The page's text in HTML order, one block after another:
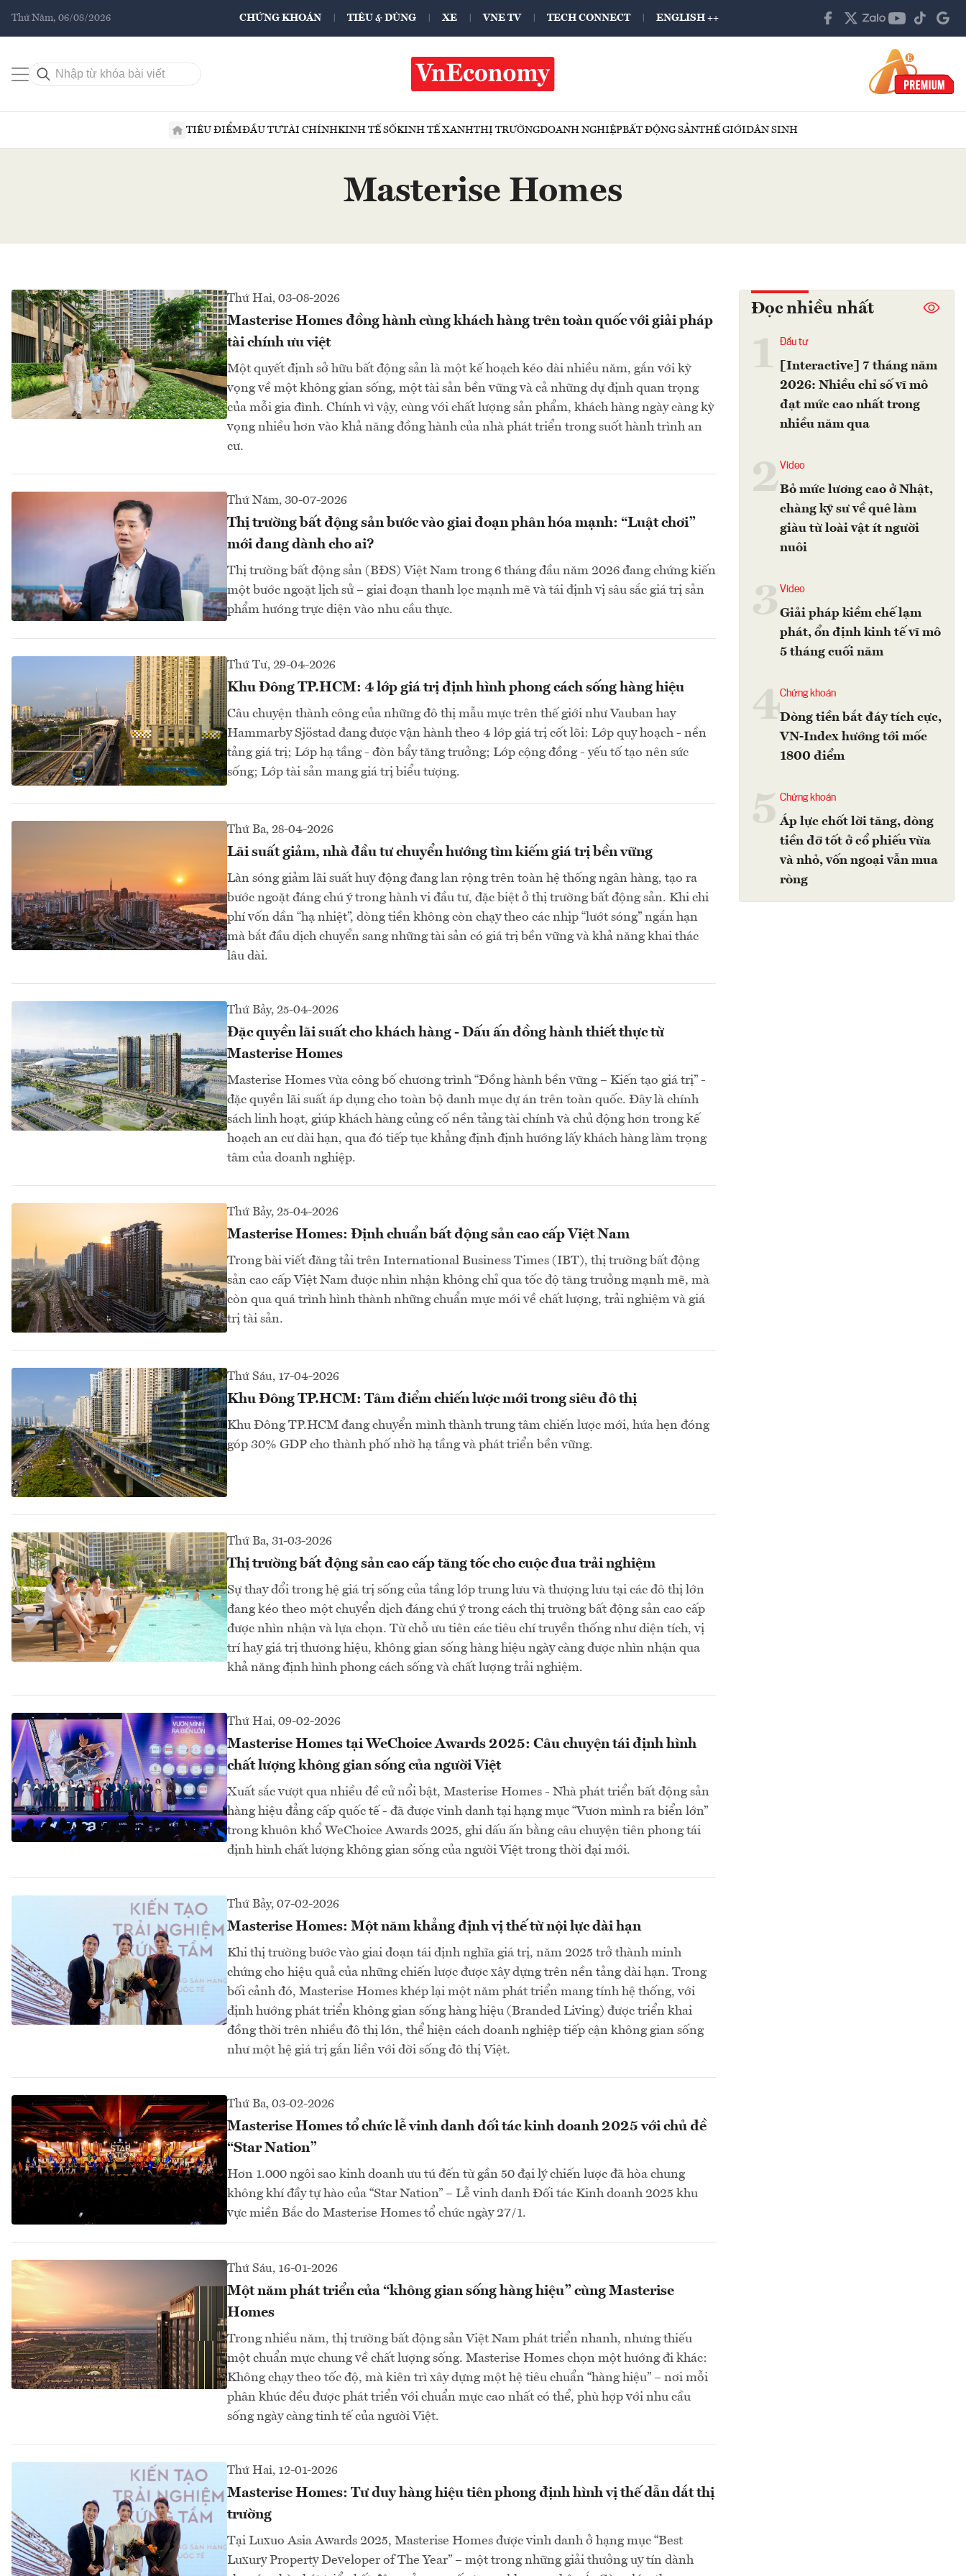
Thứ Năm, 06/08/2026 CHỨNG KHOÁN TIÊU & DÙNG XE VNE TV TECH CONNECT ENGLISH ++
TIÊU ĐIỂMĐẦU TƯTÀI CHÍNHKINH TẾ SỐKINH TẾ XANHTHỊ TRƯỜNGDOANH NGHIỆPBẤT ĐỘNG SẢNTHẾ GIỚIDÂN SINH
Masterise Homes
Thứ Hai, 03-08-2026
Masterise Homes đồng hành cùng khách hàng trên toàn quốc với giải pháp
tài chính ưu việt
Một quyết định sở hữu bất động sản là một kế hoạch kéo dài nhiều năm, gắn với kỳ
vọng về một không gian sống, một tài sản bền vững và cả những dự định quan trọng
của mỗi gia đình. Chính vì vậy, cùng với chất lượng sản phẩm, khách hàng ngày càng kỳ
vọng nhiều hơn vào khả năng đồng hành của nhà phát triển trong suốt hành trình an
cư.
Thứ Năm, 30-07-2026
Thị trường bất động sản bước vào giai đoạn phân hóa mạnh: “Luật chơi”
mới đang dành cho ai?
Thị trường bất động sản (BĐS) Việt Nam trong 6 tháng đầu năm 2026 đang chứng kiến
một bước ngoặt lịch sử – giai đoạn thanh lọc mạnh mẽ và tái định vị sâu sắc giá trị sản
phẩm hướng trực diện vào nhu cầu thực.
Thứ Tư, 29-04-2026
Khu Đông TP.HCM: 4 lớp giá trị định hình phong cách sống hàng hiệu
Câu chuyện thành công của những đô thị mẫu mực trên thế giới như Vauban hay
Hammarby Sjöstad đang được vận hành theo 4 lớp giá trị cốt lõi: Lớp quy hoạch - nền
tảng giá trị; Lớp hạ tầng - đòn bẩy tăng trưởng; Lớp cộng đồng - yếu tố tạo nên sức
sống; Lớp tài sản mang giá trị biểu tượng.
Thứ Ba, 28-04-2026
Lãi suất giảm, nhà đầu tư chuyển hướng tìm kiếm giá trị bền vững
Làn sóng giảm lãi suất huy động đang lan rộng trên toàn hệ thống ngân hàng, tạo ra
bước ngoặt đáng chú ý trong hành vi đầu tư, đặc biệt ở thị trường bất động sản. Khi chi
phí vốn dần “hạ nhiệt”, dòng tiền không còn chạy theo các nhịp “lướt sóng” ngắn hạn
mà bắt đầu dịch chuyển sang những tài sản có giá trị bền vững và khả năng khai thác
lâu dài.
Thứ Bảy, 25-04-2026
Đặc quyền lãi suất cho khách hàng - Dấu ấn đồng hành thiết thực từ
Masterise Homes
Masterise Homes vừa công bố chương trình “Đồng hành bền vững – Kiến tạo giá trị” -
đặc quyền lãi suất áp dụng cho toàn bộ danh mục dự án trên toàn quốc. Đây là chính
sách linh hoạt, giúp khách hàng củng cố nền tảng tài chính và chủ động hơn trong kế
hoạch an cư dài hạn, qua đó tiếp tục khẳng định định hướng lấy khách hàng làm trọng
tâm của doanh nghiệp.
Thứ Bảy, 25-04-2026
Masterise Homes: Định chuẩn bất động sản cao cấp Việt Nam
Trong bài viết đăng tải trên International Business Times (IBT), thị trường bất động
sản cao cấp Việt Nam được nhìn nhận không chỉ qua tốc độ tăng trưởng mạnh mẽ, mà
còn qua quá trình hình thành những chuẩn mực mới về chất lượng, trải nghiệm và giá
trị tài sản.
Thứ Sáu, 17-04-2026
Khu Đông TP.HCM: Tâm điểm chiến lược mới trong siêu đô thị
Khu Đông TP.HCM đang chuyển mình thành trung tâm chiến lược mới, hứa hẹn đóng
góp 30% GDP cho thành phố nhờ hạ tầng và phát triển bền vững.
Thứ Ba, 31-03-2026
Thị trường bất động sản cao cấp tăng tốc cho cuộc đua trải nghiệm
Sự thay đổi trong hệ giá trị sống của tầng lớp trung lưu và thượng lưu tại các đô thị lớn
đang kéo theo một chuyển dịch đáng chú ý trong cách thị trường bất động sản cao cấp
được nhìn nhận và lựa chọn. Từ chỗ ưu tiên các tiêu chí truyền thống như diện tích, vị
trí hay giá trị thương hiệu, không gian sống hàng hiệu ngày càng được nhìn nhận qua
khả năng định hình phong cách sống và chất lượng trải nghiệm.
Thứ Hai, 09-02-2026
Masterise Homes tại WeChoice Awards 2025: Câu chuyện tái định hình
chất lượng không gian sống của người Việt
Xuất sắc vượt qua nhiều đề cử nổi bật, Masterise Homes - Nhà phát triển bất động sản
hàng hiệu đẳng cấp quốc tế - đã được vinh danh tại hạng mục “Vươn mình ra biển lớn”
trong khuôn khổ WeChoice Awards 2025, ghi dấu ấn bằng câu chuyện tiên phong tái
định hình chất lượng không gian sống của người Việt trong thời đại mới.
Thứ Bảy, 07-02-2026
Masterise Homes: Một năm khẳng định vị thế từ nội lực dài hạn
Khi thị trường bước vào giai đoạn tái định nghĩa giá trị, năm 2025 trở thành minh
chứng cho hiệu quả của những chiến lược được xây dựng trên nền tảng dài hạn. Trong
bối cảnh đó, Masterise Homes khép lại một năm phát triển mang tính hệ thống, với
định hướng phát triển không gian sống hàng hiệu (Branded Living) được triển khai
đồng thời trên nhiều đô thị lớn, thể hiện cách doanh nghiệp tiếp cận không gian sống
như một hệ giá trị gắn liền với đời sống đô thị Việt.
Thứ Ba, 03-02-2026
Masterise Homes tổ chức lễ vinh danh đối tác kinh doanh 2025 với chủ đề
“Star Nation”
Hơn 1.000 ngôi sao kinh doanh ưu tú đến từ gần 50 đại lý chiến lược đã hòa chung
không khí đầy tự hào của “Star Nation” – Lễ vinh danh Đối tác Kinh doanh 2025 khu
vực miền Bắc do Masterise Homes tổ chức ngày 27/1.
Thứ Sáu, 16-01-2026
Một năm phát triển của “không gian sống hàng hiệu” cùng Masterise
Homes
Trong nhiều năm, thị trường bất động sản Việt Nam phát triển nhanh, nhưng thiếu
một chuẩn mực chung về chất lượng sống. Masterise Homes chọn một hướng đi khác:
Không chạy theo tốc độ, mà kiên trì xây dựng một hệ tiêu chuẩn “hàng hiệu” – nơi mỗi
phân khúc đều được phát triển với chuẩn mực cao nhất có thể, phù hợp với nhu cầu
sống ngày càng tinh tế của người Việt.
Thứ Hai, 12-01-2026
Masterise Homes: Tư duy hàng hiệu tiên phong định hình vị thế dẫn dắt thị
trường
Tại Luxuo Asia Awards 2025, Masterise Homes được vinh danh ở hạng mục “Best
Luxury Property Developer of The Year” – một trong những giải thưởng uy tín dành
Đọc nhiều nhất
Đầu tư
[Interactive] 7 tháng năm
2026: Nhiều chỉ số vĩ mô
đạt mức cao nhất trong
nhiều năm qua
2Video
Bỏ mức lương cao ở Nhật,
chàng kỹ sư về quê làm
giàu từ loài vật ít người
nuôi
Video
Giải pháp kiềm chế lạm
phát, ổn định kinh tế vĩ mô
5 tháng cuối năm
4Chứng khoán
Dòng tiền bắt đáy tích cực,
VN-Index hướng tới mốc
1800 điểm
Chứng khoán
Áp lực chốt lời tăng, dòng
tiền đỡ tốt ở cổ phiếu vừa
và nhỏ, vốn ngoại vẫn mua
ròng